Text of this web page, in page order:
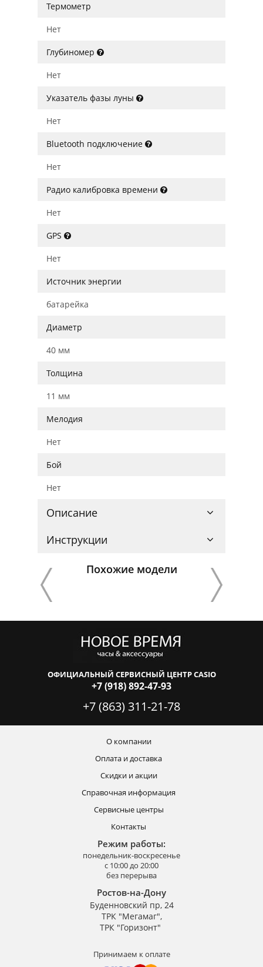
Термометр
Нет
Глубиномер
Нет
Указатель фазы луны
Нет
Bluetooth подключение
Нет
Радио калибровка времени
Нет
GPS
Нет
Источник энергии
батарейка
Диаметр
40 мм
Толщина
11 мм
Мелодия
Нет
Бой
Нет
Описание
Инструкции
Похожие модели
ОФИЦИАЛЬНЫЙ СЕРВИСНЫЙ ЦЕНТР CASIO
+7 (918) 892-47-93
+7 (863) 311-21-78
О компании
Оплата и доставка
Скидки и акции
Справочная информация
Сервисные центры
Контакты
Режим работы:
понедельник-воскресенье
с 10:00 до 20:00
без перерыва
Ростов-на-Дону
Буденновский пр, 24
ТРК "Мегамаг",
ТРК "Горизонт"
Принимаем к оплате